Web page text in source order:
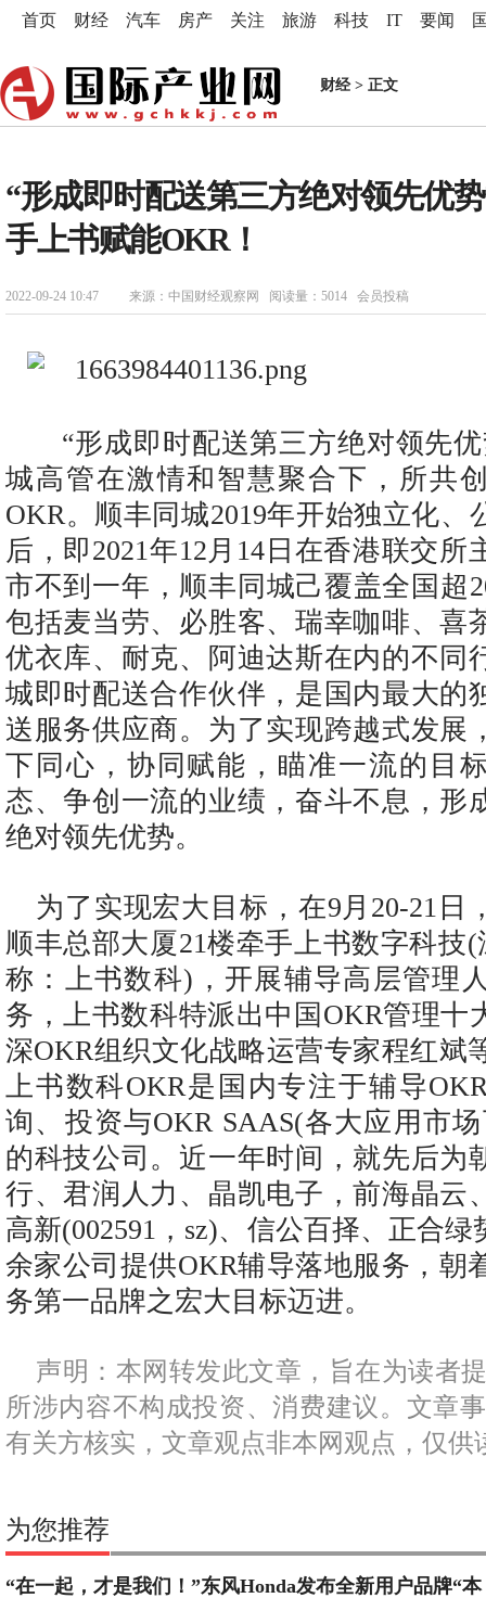
首页 财经 汽车 房产 关注 旅游 科技 IT 要闻
财经> 正文
“形成即时配送第三方绝对领先优
手上书赋能OKR！
2022-09-24 10:47 来源：中国财经观察网 阅读量：5014 会员投稿
“形成即时配送第三方绝对领先
城高管在激情和智慧聚合下，所共
OKR。顺丰同城2019年开始独立化、
后，即2021年12月14日在香港联交所
市不到一年，顺丰同城己覆盖全国超
包括麦当劳、必胜客、瑞幸咖啡、喜
优衣库、耐克、阿迪达斯在内的不同
城即时配送合作伙伴，是国内最大的
送服务供应商。为了实现跨越式发展
下同心，协同赋能，瞄准一流的目
态、争创一流的业绩，奋斗不息，形
绝对领先优势。
为了实现宏大目标，在9月20-21日
顺丰总部大厦21楼牵手上书数字科技
称：上书数科)，开展辅导高层管理
务，上书数科特派出中国OKR管理十
深OKR组织文化战略运营专家程红斌
上书数科OKR是国内专注于辅导
询、投资与OKR SAAS(各大应用市
的科技公司。近一年时间，就先后为
行、君润人力、晶凯电子，前海晶云
高新(002591，sz)、信公百择、正合
余家公司提供OKR辅导落地服务，朝
务第一品牌之宏大目标迈进。
声明：本网转发此文章，旨在为读者
所涉内容不构成投资、消费建议。文章
有关方核实，文章观点非本网观点，仅供
为您推荐
“在一起，才是我们！”东风Honda发布全新用户品牌“本